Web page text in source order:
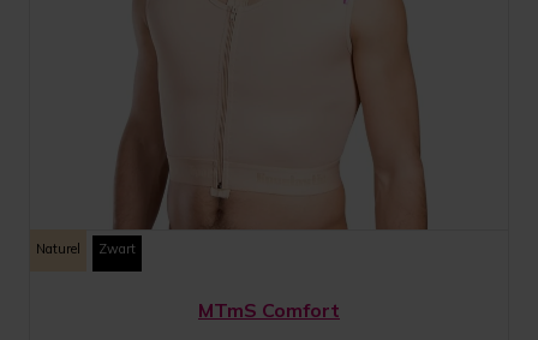
Naturel Zwart
MTmS Comfort